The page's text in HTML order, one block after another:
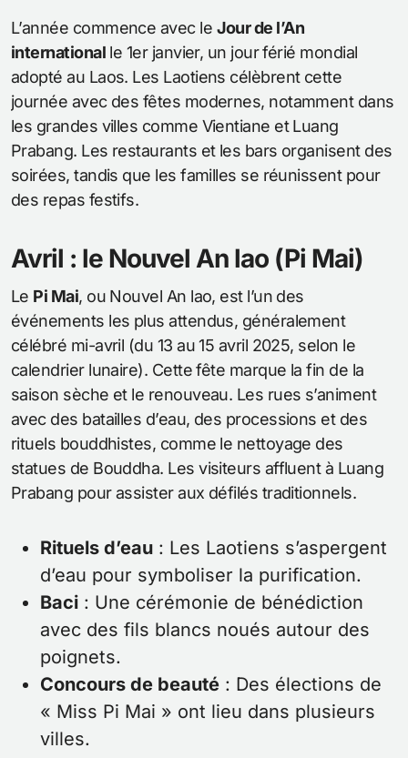
L’année commence avec le Jour de l’An
internationalle 1er janvier, un jour férié mondial
adopté au Laos. Les Laotiens célèbrent cette
journée avec des fêtes modernes, notamment dans
les grandes villes comme Vientiane et Luang
Prabang. Les restaurants et les bars organisent des
soirées, tandis que les familles se réunissent pour
des repas festifs.
Avril : le Nouvel An lao (Pi Mai)
Le Pi Mai, ou Nouvel An lao, est l’un des
événements les plus attendus, généralement
célébré mi-avril (du 13 au 15 avril 2025, selon le
calendrier lunaire). Cette fête marque la fin de la
saison sèche et le renouveau. Les rues s’animent
avec des batailles d’eau, des processions et des
rituels bouddhistes, comme le nettoyage des
statues de Bouddha. Les visiteurs affluent à Luang
Prabang pour assister aux défilés traditionnels.
Rituels d’eau : Les Laotiens s’aspergent
d’eau pour symboliser la purification.
Baci : Une cérémonie de bénédiction
avec des fils blancs noués autour des
poignets.
Concours de beauté : Des élections de
« Miss Pi Mai » ont lieu dans plusieurs
villes.